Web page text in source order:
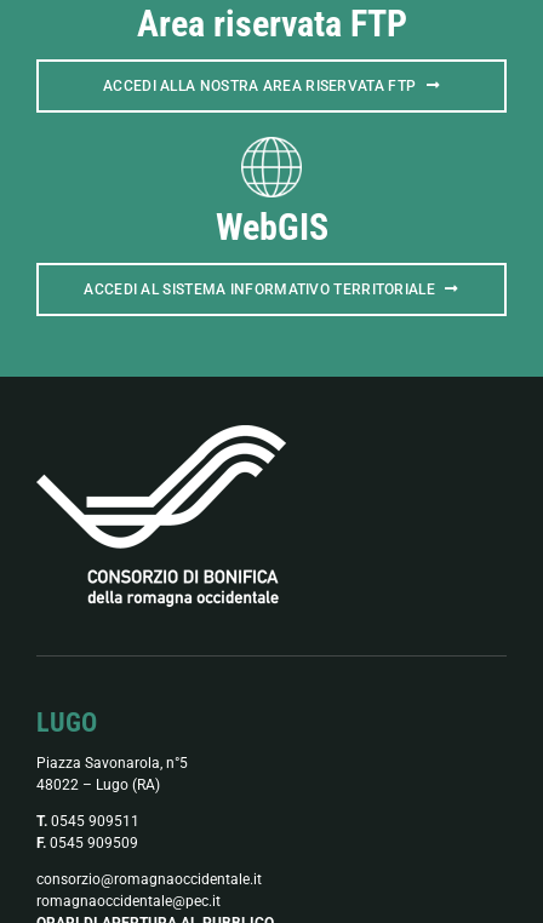
Area riservata FTP
ACCEDI ALLA NOSTRA AREA RISERVATA FTP
WebGIS
ACCEDI AL SISTEMA INFORMATIVO TERRITORIALE
LUGO
Piazza Savonarola, n°5
48022 – Lugo (RA)
T.0545 909511
F.0545 909509
consorzio@romagnaoccidentale.it
romagnaoccidentale@pec.it